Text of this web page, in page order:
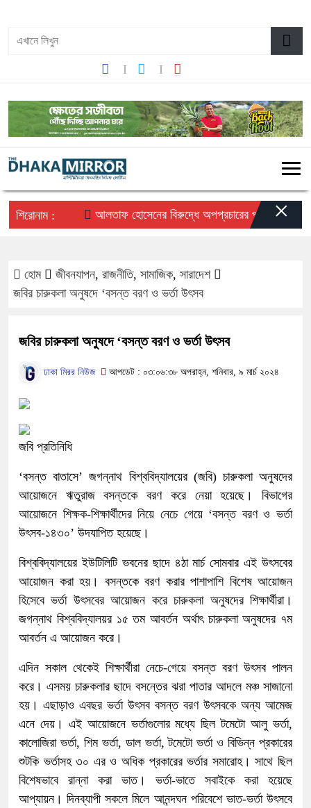
শিরোনাম : আলতাফ হোসেনের বিরুদ্ধে অপপ্রচারের প্রতিবাদে সচেতন
×
হোম জীবনযাপন, রাজনীতি, সামাজিক, সারাদেশ
জবির চারুকলা অনুষদে ‘বসন্ত বরণ ও ভর্তা উৎসব
জবির চারুকলা অনুষদে ‘বসন্ত বরণ ও ভর্তা উৎসব
ঢাকা মিরর নিউজ আপডেট : ০৩:০৬:৩৮ অপরাহ্ন, শনিবার, ৯ মার্চ ২০২৪
জবি প্রতিনিধি
‘বসন্ত বাতাসে’ জগন্নাথ বিশ্ববিদ্যালয়ের (জবি) চারুকলা অনুষদের
আয়োজনে ঋতুরাজ বসন্তকে বরণ করে নেয়া হয়েছে। বিভাগের
আয়োজনে শিক্ষক-শিক্ষার্থীদের নিয়ে নেচে গেয়ে ‘বসন্ত বরণ ও ভর্তা
উৎসব-১৪৩০’ উদযাপিত হয়েছে।
বিশ্ববিদ্যালয়ের ইউটিলিটি ভবনের ছাদে ৪ঠা মার্চ সোমবার এই উৎসবের
আয়োজন করা হয়। বসন্তকে বরণ করার পাশাপাশি বিশেষ আয়োজন
হিসেবে ভর্তা উৎসবের আয়োজন করে চারুকলা অনুষদের শিক্ষার্থীরা।
জগন্নাথ বিশ্ববিদ্যালয়র ১৫ তম আবর্তন অর্থাৎ চারুকলা অনুষদের ৭ম
আবর্তন এ আয়োজন করে।
এদিন সকাল থেকেই শিক্ষার্থীরা নেচে-গেয়ে বসন্ত বরণ উৎসব পালন
করে। এসময় চারুকলার ছাদে বসন্তের ঝরা পাতার আদলে মঞ্চ সাজানো
হয়। এছাড়াও এবছর ভর্তা উৎসব বসন্ত বরণ উৎসবকে অন্য আমেজ
এনে দেয়। এই আয়োজনে ভর্তাগুলোর মধ্যে ছিল টমেটো আলু ভর্তা,
কালোজিরা ভর্তা, শিম ভর্তা, ডাল ভর্তা, টমেটো ভর্তা ও বিভিন্ন প্রকারের
শুটকি ভর্তাসহ ৩০ এর ও অধিক প্রকারের ভর্তার সমারোহ। সাথে ছিল
বিশেষভাবে রান্না করা ভাত। ভর্তা-ভাতে সবাইকে করা হয়েছে
আপ্যায়ন। দিনব্যাপী সকলে মিলে আনন্দঘন পরিবেশে ভাত-ভর্তা উৎসবে